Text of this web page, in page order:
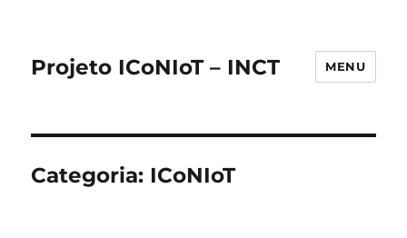
Projeto ICoNIoT – INCT MENU
Categoria: ICoNIoT